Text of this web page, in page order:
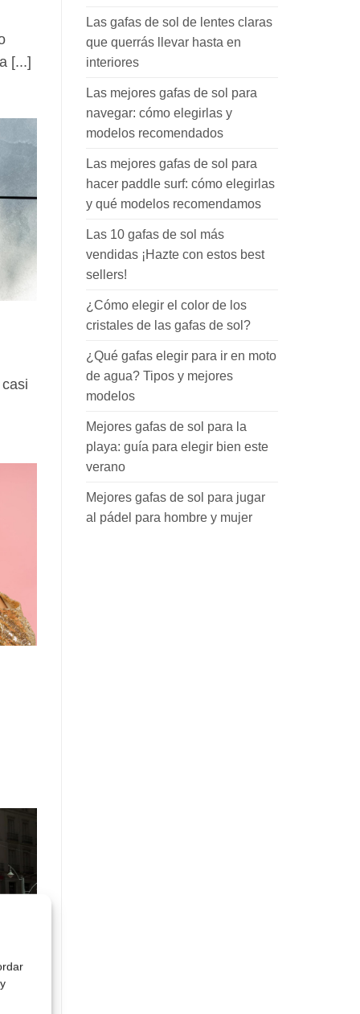
[...]
Las gafas de sol de lentes claras
que querrás llevar hasta en
interiores
Las mejores gafas de sol para
navegar: cómo elegirlas y
modelos recomendados
Las mejores gafas de sol para
hacer paddle surf: cómo elegirlas
y qué modelos recomendamos
Las 10 gafas de sol más
vendidas ¡Hazte con estos best
sellers!
¿Cómo elegir el color de los
cristales de las gafas de sol?
¿Qué gafas elegir para ir en moto
de agua? Tipos y mejores
modelos
Mejores gafas de sol para la
playa: guía para elegir bien este
verano
Mejores gafas de sol para jugar
al pádel para hombre y mujer